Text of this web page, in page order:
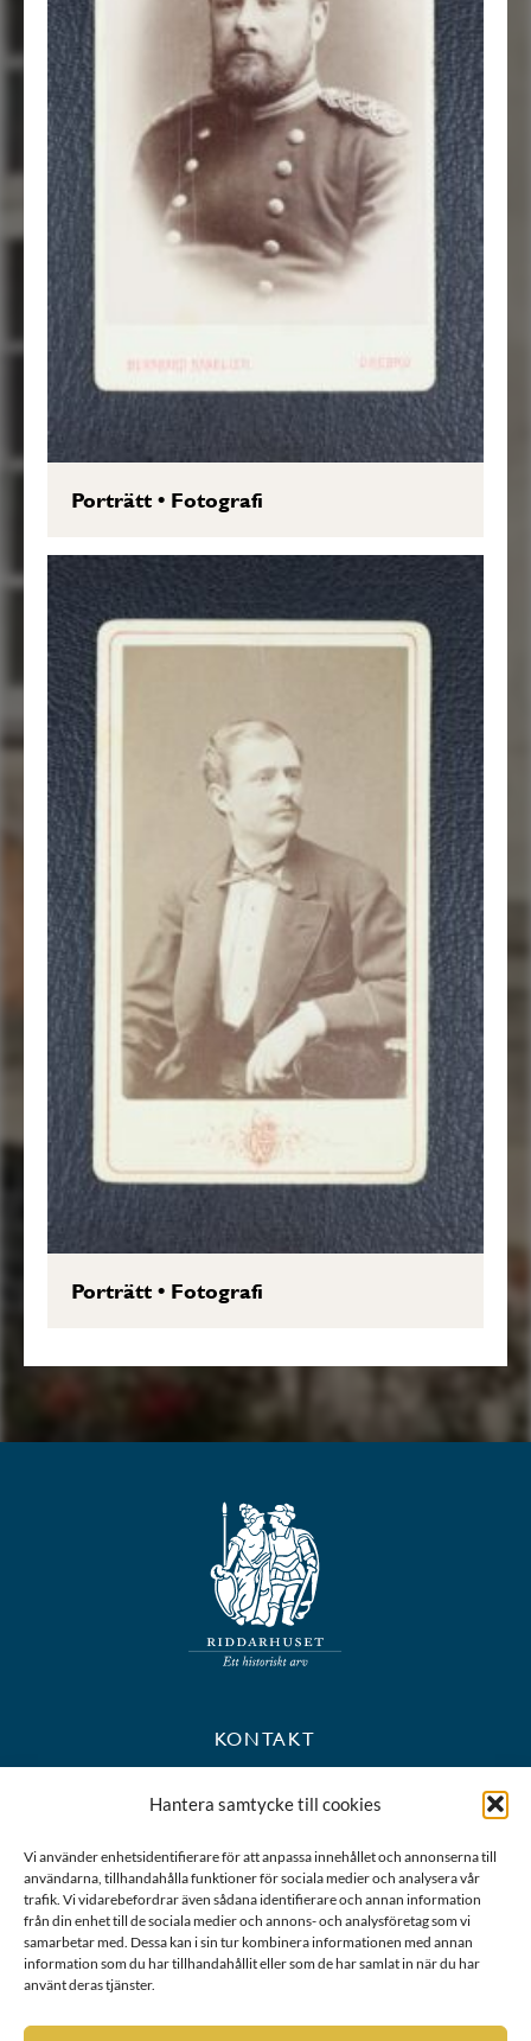
Hantera samtycke till cookies
Vi använder enhetsidentifierare för att anpassa innehållet och annonserna till
användarna, tillhandahålla funktioner för sociala medier och analysera vår
trafik. Vi vidarebefordrar även sådana identifierare och annan information
från din enhet till de sociala medier och annons- och analysföretag som vi
samarbetar med. Dessa kan i sin tur kombinera informationen med annan
information som du har tillhandahållit eller som de har samlat in när du har
använt deras tjänster.
Porträtt• Fotografi
Porträtt• Fotografi
KONTAKT
BESÖKS- OCH POSTADRESS
Riddarhustorget 10
Karta